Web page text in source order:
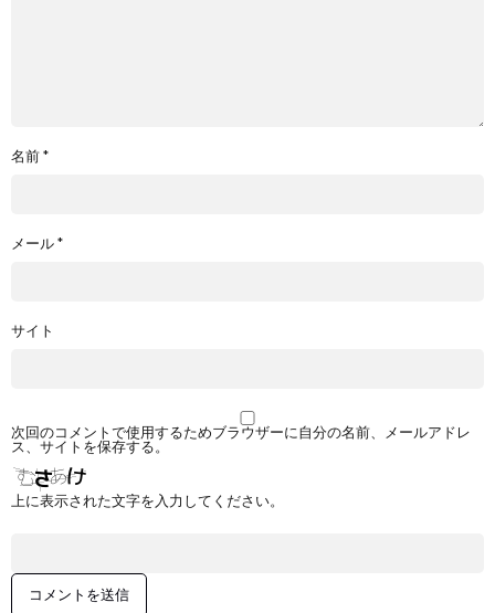
名前*
メール*
サイト
次回のコメントで使用するためブラウザーに自分の名前、メールアドレ
ス、サイトを保存する。
上に表示された文字を入力してください。